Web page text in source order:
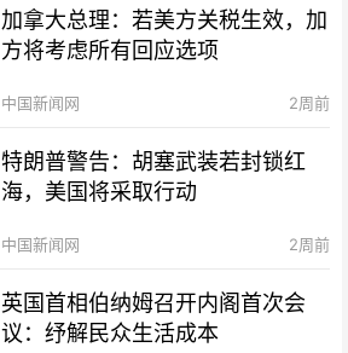
加拿大总理：若美方关税生效，加
方将考虑所有回应选项
中国新闻网 2周前
特朗普警告：胡塞武装若封锁红
海，美国将采取行动
中国新闻网 2周前
英国首相伯纳姆召开内阁首次会
议：纾解民众生活成本